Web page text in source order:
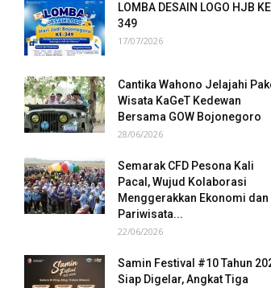
LOMBA DESAIN LOGO HJB
349
17/07/2026
Cantika Wahono Jelajahi
Wisata KaGeT Kedewan
Bersama GOW Bojonegoro
28/06/2026
Semarak CFD Pesona Kali
Pacal, Wujud Kolaborasi
Menggerakkan Ekonomi dan
Pariwisata...
22/06/2026
Samin Festival #10 Tahun
Siap Digelar, Angkat Tiga